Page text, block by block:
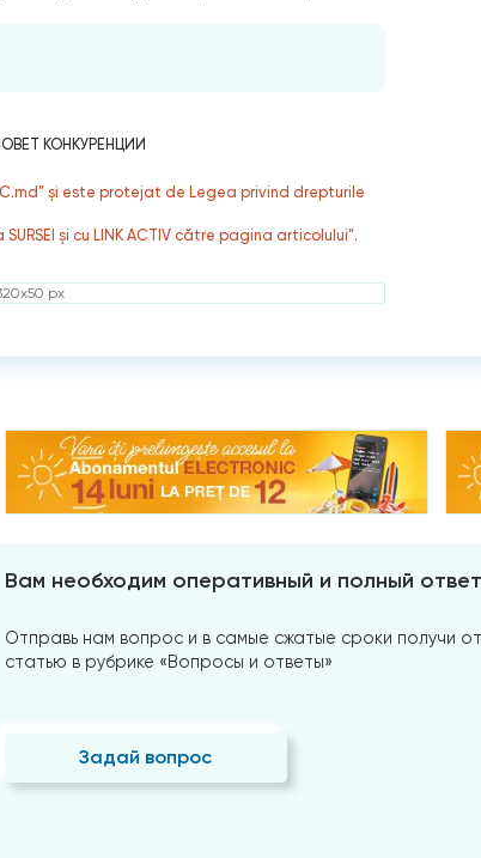
КОНКУРЕНЦИИ
și este protejat de Legea privind drepturile
și cu LINK ACTIV către pagina articolului”.
px
Вам необходим оперативный и полный
Отправь нам вопрос и в самые сжатые сроки получи
статью в рубрике «Вопросы и ответы»
Задай вопрос